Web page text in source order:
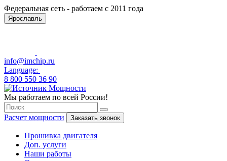
Федеральная сеть - работаем с 2011 года
Ярославль
info@imchip.ru
Language:
8 800 550 36 90
Мы работаем по всей России!
Расчет мощности Заказать звонок
Прошивка двигателя
Доп. услуги
Наши работы